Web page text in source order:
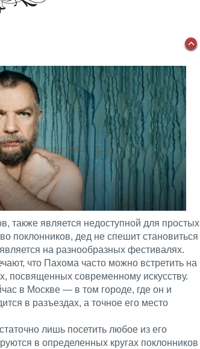
также является недоступной для простых
поклонников, дед не спешит становиться
на разнообразных фестивалях.
что Пахома часто можно встретить на
посвященных современному искусству.
в Москве — в том городе, где он и
в разъездах, а точное его место
лишь посетить любое из его
в определенных кругах поклонников